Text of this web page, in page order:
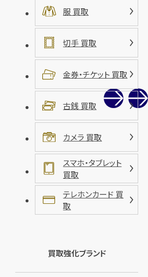
服 買取
切手 買取
金券・チケット 買取
古銭 買取
カメラ 買取
スマホ・タブレット
買取
テレホンカード 買
取
買取強化ブランド